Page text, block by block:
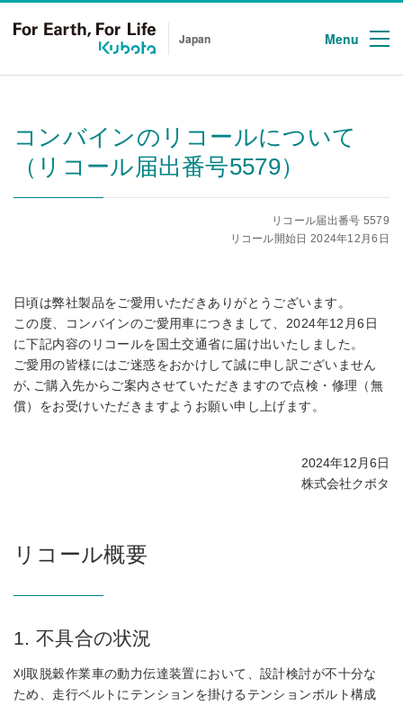
Japan Menu
コンバインのリコールについて
（リコール届出番号5579）
リコール届出番号 5579
リコール開始日 2024年12月6日
日頃は弊社製品をご愛用いただきありがとうございます。
この度、コンバインのご愛用車につきまして、2024年12月6日
に下記内容のリコールを国土交通省に届け出いたしました。
ご愛用の皆様にはご迷惑をおかけして誠に申し訳ございません
が､ご購入先からご案内させていただきますので点検・修理（無
償）をお受けいただきますようお願い申し上げます。
2024年12月6日
株式会社クボタ
リコール概要
1. 不具合の状況
刈取脱穀作業車の動力伝達装置において、設計検討が不十分な
ため、走行ベルトにテンションを掛けるテンションボルト構成